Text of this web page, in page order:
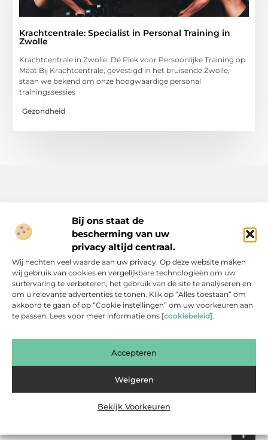
Bij ons staat de
bescherming van uw
privacy altijd centraal.
Wij hechten veel waarde aan uw privacy. Op deze website maken
wij gebruik van cookies en vergelijkbare technologieën om uw
surfervaring te verbeteren, het gebruik van de site te analyseren en
om u relevante advertenties te tonen. Klik op “Alles toestaan” om
akkoord te gaan of op “Cookie instellingen” om uw voorkeuren aan
te passen. Lees voor meer informatie ons [cookiebeleid].
Accepteren
Weigeren
Bekijk Voorkeuren
Krachtcentrale: Specialist in Personal Training in
Zwolle
Krachtcentrale in Zwolle: Dé Plek voor Persoonlijke Training op
Maat Bij Krachtcentrale, gevestigd in het bruisende Zwolle,
staan we bekend om onze hoogwaardige personal
trainingssessies
Gezondheid
Inspiratie, tips en verhalen voor elk moment.
Ontdek een breed scala aan artikelen en blogs die je dagelijks
leven verrijken, van praktische adviezen tot boeiende verhalen.
Bericht categorie
Onze informatie
Cookiebeleid (EU)